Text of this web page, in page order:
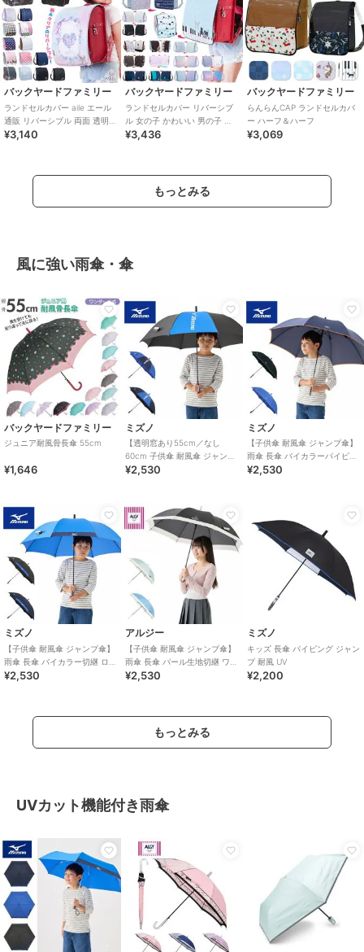
バックヤードファミリー
ランドセルカバー aile エール
通販 リバーシブル 両面 透明
クリア 女の子 男の子 雨 雪
¥3,140
バックヤードファミリー
ランドセルカバー リバーシブ
ル 女の子 かわいい 男の子 お
しゃれ aile エール 通販 両面
¥3,436
バックヤードファミリー
らんらんCAP ランドセルカバ
ー ハーフ＆ハーフ
¥3,069
もっとみる
風に強い雨傘・傘
バックヤードファミリー
ジュニア耐風骨長傘 55cm
¥1,646
ミズノ
【透明窓あり55cm／なし
60cm 子供傘 耐風傘 ジャンプ
傘】雨傘 長傘 バイカラーコン
¥2,530
ミズノ
【子供傘 耐風傘 ジャンプ傘】
雨傘 長傘 バイカラーパイピン
グ ロゴ ワンポイント UV
¥2,530
ミズノ
【子供傘 耐風傘 ジャンプ傘】
雨傘 長傘 バイカラー切継 ロゴ
ワンポイント UV
¥2,530
アルジー
【子供傘 耐風傘 ジャンプ傘】
雨傘 長傘 パール生地切継 ワン
ポイント UV 雨晴兼用
¥2,530
ミズノ
キッズ 長傘 パイピング ジャン
プ 耐風 UV
¥2,200
もっとみる
UVカット機能付き雨傘